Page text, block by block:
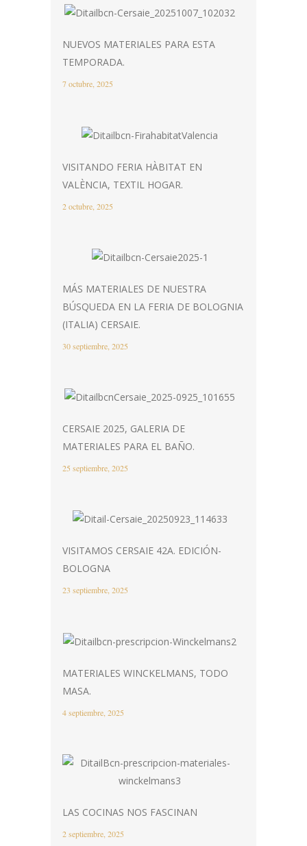
NUEVOS MATERIALES PARA ESTA
TEMPORADA.
7 octubre, 2025
VISITANDO FERIA HÀBITAT EN
VALÈNCIA, TEXTIL HOGAR.
2 octubre, 2025
MÁS MATERIALES DE NUESTRA
BÚSQUEDA EN LA FERIA DE BOLOGNIA
(ITALIA) CERSAIE.
30 septiembre, 2025
CERSAIE 2025, GALERIA DE
MATERIALES PARA EL BAÑO.
25 septiembre, 2025
VISITAMOS CERSAIE 42A. EDICIÓN-
BOLOGNA
23 septiembre, 2025
MATERIALES WINCKELMANS, TODO
MASA.
4 septiembre, 2025
LAS COCINAS NOS FASCINAN
2 septiembre, 2025